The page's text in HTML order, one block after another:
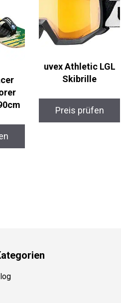
uvex Athletic LGL
Skibrille
Preis prüfen